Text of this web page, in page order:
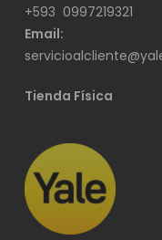
+593 0997219321
Email:
Tienda Física